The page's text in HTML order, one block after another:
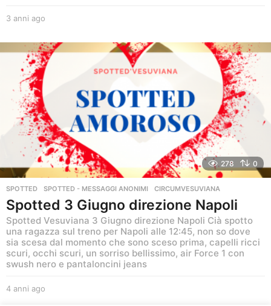
3 anni ago
n
n
i
278 0
SPOTTED ,SPOTTED - MESSAGGI ANONIMI CIRCUMVESUVIANA
Spotted 3 Giugno direzione Napoli
Spotted Vesuviana 3 Giugno direzione Napoli Cià spotto
una ragazza sul treno per Napoli alle 12:45, non so dove
sia scesa dal momento che sono sceso prima, capelli ricci
scuri, occhi scuri, un sorriso bellissimo, air Force 1 con
swush nero e pantaloncini jeans
4 anni ago